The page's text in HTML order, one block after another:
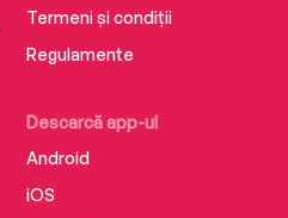
Descarcă app-ul
Android
iOS
Termeni și condiții
Regulamente